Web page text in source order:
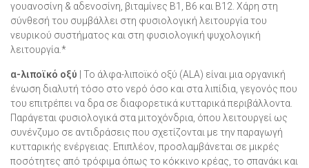
γουανοσίνη & αδενοσίνη, βιταμίνες Β1, Β6 και Β12. Χάρη στη
σύνθεσή του συμβάλλει στη φυσιολογική λειτουργία του
νευρικού συστήματος και στη φυσιολογική ψυχολογική
λειτουργία.*
α-λιποϊκό οξύ
| Το άλφα-λιποϊκό οξύ (ALA) είναι μια οργανική
ένωση διαλυτή τόσο στο νερό όσο και στα λιπίδια, γεγονός που
του επιτρέπει να δρα σε διαφορετικά κυτταρικά περιβάλλοντα.
Παράγεται φυσιολογικά στα μιτοχόνδρια, όπου λειτουργεί ως
συνένζυμο σε αντιδράσεις που σχετίζονται με την παραγωγή
κυτταρικής ενέργειας. Επιπλέον, προσλαμβάνεται σε μικρές
ποσότητες από τρόφιμα όπως το κόκκινο κρέας, το σπανάκι και